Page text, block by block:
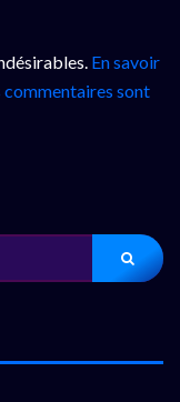
En savoir
commentaires sont